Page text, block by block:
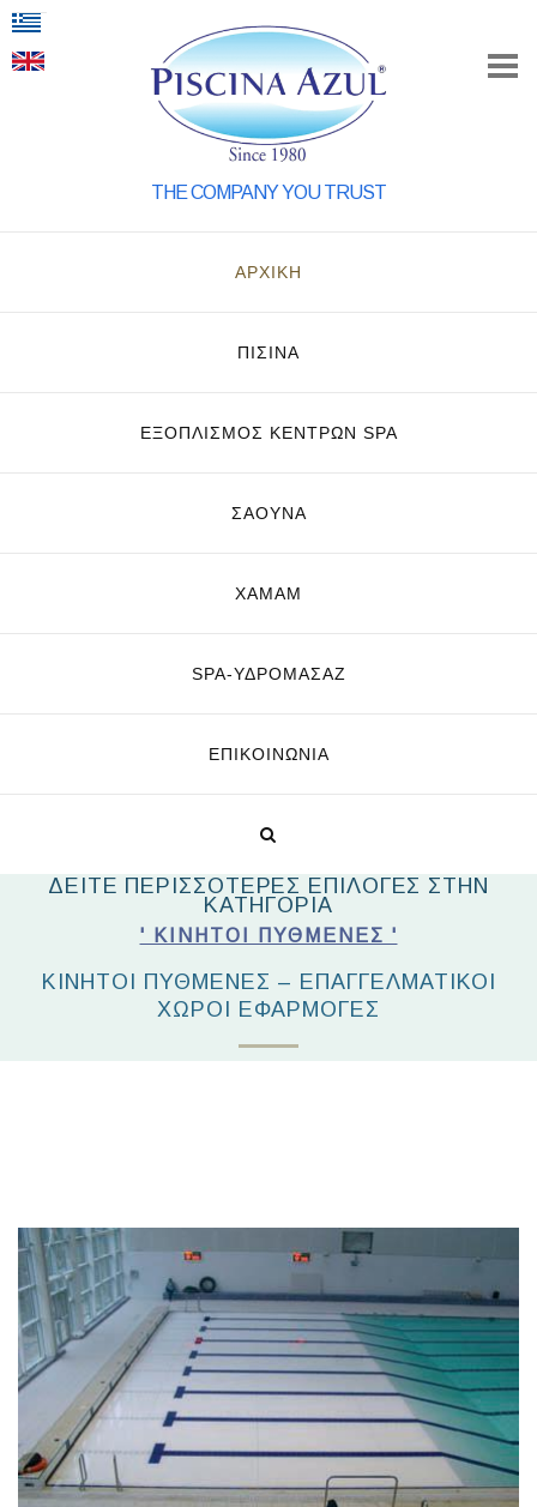
THE COMPANY YOU TRUST
ΑΡΧΙΚΗ
ΠΙΣΙΝΑ
ΕΞΟΠΛΙΣΜΌΣ ΚΈΝΤΡΩΝ SPA
ΣΑΟΥΝΑ
ΧΑΜΑΜ
SPA-ΥΔΡΟΜΑΣΆΖ
ΕΠΙΚΟΙΝΩΝΊΑ
ΔΕΙΤΕ ΠΕΡΙΣΣΟΤΕΡΕΣ ΕΠΙΛΟΓΕΣ ΣΤΗΝ
ΚΑΤΗΓΟΡΙΑ
' ΚΙΝΗΤΟΊ ΠΥΘΜΈΝΕΣ '
ΚΙΝΗΤΟΊ ΠΥΘΜΈΝΕΣ – ΕΠΑΓΓΕΛΜΑΤΙΚΟΊ
ΧΏΡΟΙ ΕΦΑΡΜΟΓΈΣ